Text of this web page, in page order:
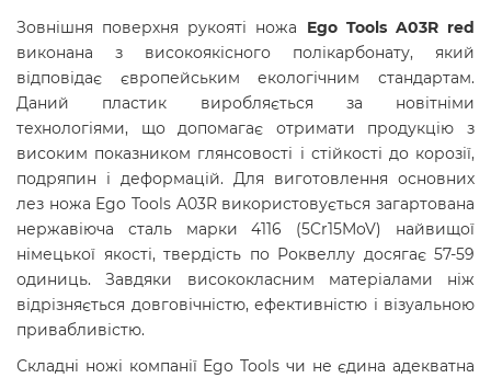
Зовнішня поверхня рукояті ножа Ego Tools A03R red
виконана з високоякісного полікарбонату, який
відповідає європейським екологічним стандартам.
Даний пластик виробляється за новітніми
технологіями, що допомагає отримати продукцію з
високим показником глянсовості і стійкості до корозії,
подряпин і деформацій. Для виготовлення основних
лез ножа Ego Tools A03R використовується загартована
нержавіюча сталь марки 4116 (5Cr15MoV) найвищої
німецької якості, твердість по Роквеллу досягає 57-59
одиниць. Завдяки висококласним матеріалами ніж
відрізняється довговічністю, ефективністю і візуальною
привабливістю.
Складні ножі компанії Ego Tools чи не єдина адекватна